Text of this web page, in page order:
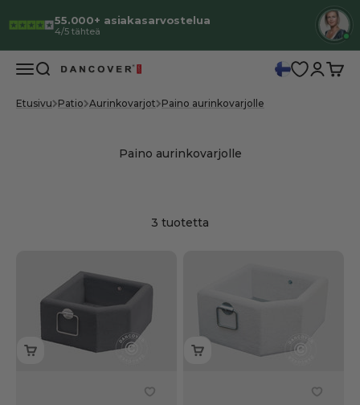
✓ 23 vuoden kokemus
55.000+ asiakasarvostelua
4/5 tähteä
ValikkoHakuDancover Kirjaudu
Etusivu Patio Aurinkovarjot Paino aurinkovarjolle
3 tuotetta